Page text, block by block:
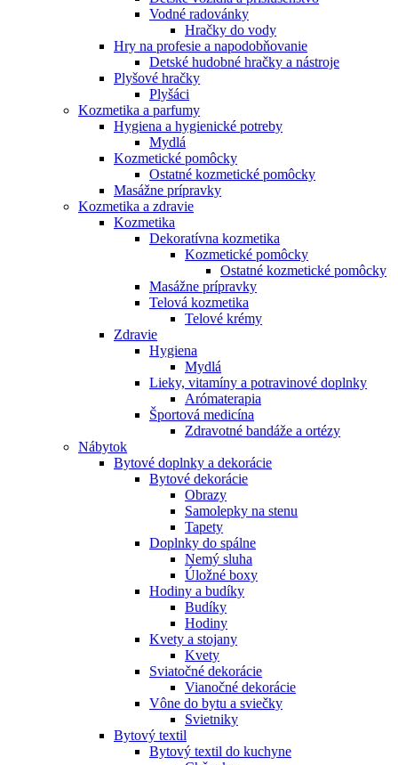
Vodné radovánky
Hračky do vody
Hry na profesie a napodobňovanie
Detské hudobné hračky a nástroje
Plyšové hračky
Plyšáci
Kozmetika a parfumy
Hygiena a hygienické potreby
Mydlá
Kozmetické pomôcky
Ostatné kozmetické pomôcky
Masážne prípravky
Kozmetika a zdravie
Kozmetika
Dekoratívna kozmetika
Kozmetické pomôcky
Ostatné kozmetické pomôcky
Masážne prípravky
Telová kozmetika
Telové krémy
Zdravie
Hygiena
Mydlá
Lieky, vitamíny a potravinové doplnky
Arómaterapia
Športová medicína
Zdravotné bandáže a ortézy
Nábytok
Bytové doplnky a dekorácie
Bytové dekorácie
Obrazy
Samolepky na stenu
Tapety
Doplnky do spálne
Nemý sluha
Úložné boxy
Hodiny a budíky
Budíky
Hodiny
Kvety a stojany
Kvety
Sviatočné dekorácie
Vianočné dekorácie
Vône do bytu a sviečky
Svietniky
Bytový textil
Bytový textil do kuchyne